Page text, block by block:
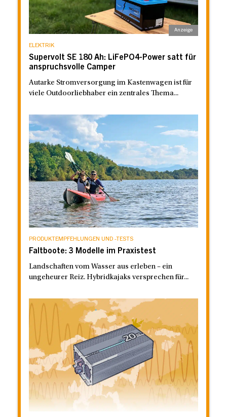
ELEKTRIK
Supervolt SE 180 Ah: LiFePO4-Power satt für
anspruchsvolle Camper
Autarke Stromversorgung im Kastenwagen ist für
viele Outdoorliebhaber ein zentrales Thema...
PRODUKTEMPFEHLUNGEN UND -TESTS
Faltboote: 3 Modelle im Praxistest
Landschaften vom Wasser aus erleben – ein
ungeheurer Reiz. Hybridkajaks versprechen für...